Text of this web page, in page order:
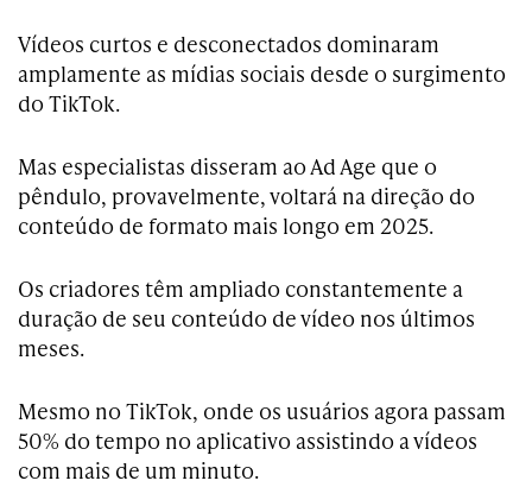
Vídeos curtos e desconectados dominaram
amplamente as mídias sociais desde o surgimento
do TikTok.
Mas especialistas disseram ao Ad Age que o
pêndulo, provavelmente, voltará na direção do
conteúdo de formato mais longo em 2025.
Os criadores têm ampliado constantemente a
duração de seu conteúdo de vídeo nos últimos
meses.
Mesmo no TikTok, onde os usuários agora passam
50% do tempo no aplicativo assistindo a vídeos
com mais de um minuto.